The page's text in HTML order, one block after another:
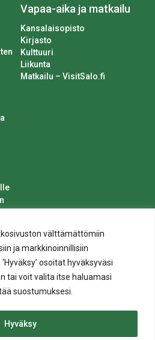
välttämättömiin
ja markkinoinnillisiin
osoitat hyväksyväsi
tai voit valita itse haluamasi
suostumuksesi.
Hyväksy
Vapaa-aika ja matkailu
Kansalaisopisto
Kirjasto
Kulttuuri
Liikunta
Matkailu – VisitSalo.fi